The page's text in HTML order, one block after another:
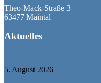
Theo-Mack-Straße 3
63477 Maintal
Aktuelles
5. August 2026